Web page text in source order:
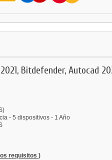
Bitdefender, Autocad
- 5 dispositivos - 1 Año
requisitos )